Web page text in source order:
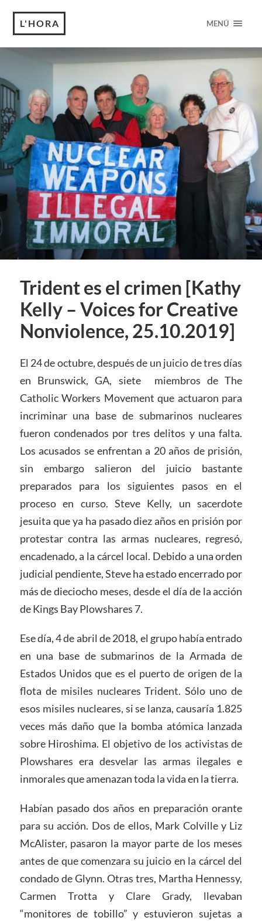
L'HORA MENÚ
Trident es el crimen [Kathy
Kelly – Voices for Creative
Nonviolence, 25.10.2019]
El 24 de octubre, después de un juicio de tres días
en Brunswick, GA, siete
miembros de The
Catholic Workers Movement que actuaron para
incriminar una base de submarinos nucleares
fueron condenados por tres delitos y una falta.
Los acusados se enfrentan a 20 años de prisión,
sin embargo salieron del juicio bastante
preparados para los siguientes pasos en el
proceso en curso. Steve Kelly, un sacerdote
jesuita que ya ha pasado diez años en prisión por
protestar contra las armas nucleares, regresó,
encadenado, a la cárcel local. Debido a una orden
judicial pendiente, Steve ha estado encerrado por
más de dieciocho meses, desde el día de la acción
de Kings Bay Plowshares 7.
Ese día, 4 de abril de 2018, el grupo había entrado
en una base de submarinos de la Armada de
Estados Unidos que es el puerto de origen de la
flota de misiles nucleares Trident. Sólo uno de
esos misiles nucleares, si se lanza, causaría 1.825
veces más daño que la bomba atómica lanzada
sobre Hiroshima. El objetivo de los activistas de
Plowshares era desvelar las armas ilegales e
inmorales que amenazan toda la vida en la tierra.
Habían pasado dos años en preparación orante
para su acción. Dos de ellos, Mark Colville y Liz
McAlister, pasaron la mayor parte de los meses
antes de que comenzara su juicio en la cárcel del
condado de Glynn. Otras tres, Martha Hennessy,
Carmen Trotta y Clare Grady, llevaban
“monitores de tobillo” y estuvieron sujetas a